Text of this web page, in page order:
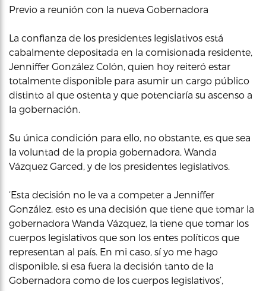
Previo a reunión con la nueva Gobernadora
La confianza de los presidentes legislativos está
cabalmente depositada en la comisionada residente,
Jenniffer González Colón, quien hoy reiteró estar
totalmente disponible para asumir un cargo público
distinto al que ostenta y que potenciaría su ascenso a
la gobernación.
Su única condición para ello, no obstante, es que sea
la voluntad de la propia gobernadora, Wanda
Vázquez Garced, y de los presidentes legislativos.
‘Esta decisión no le va a competer a Jenniffer
González, esto es una decisión que tiene que tomar la
gobernadora Wanda Vázquez, la tiene que tomar los
cuerpos legislativos que son los entes políticos que
representan al país. En mi caso, sí yo me hago
disponible, si esa fuera la decisión tanto de la
Gobernadora como de los cuerpos legislativos’,